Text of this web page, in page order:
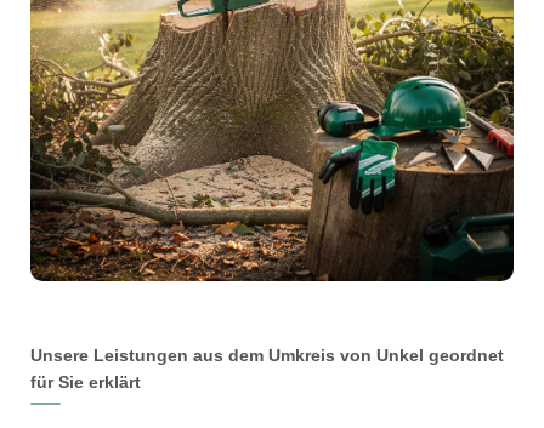
Unsere Leistungen aus dem Umkreis von Unkel geordnet
für Sie erklärt